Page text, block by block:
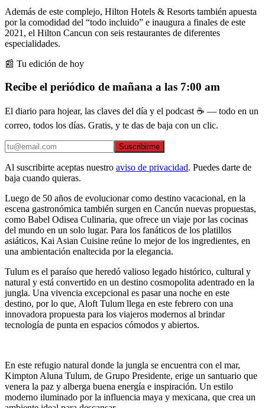
Además de este complejo, Hilton Hotels & Resorts también apuesta
por la comodidad del “todo incluido” e inaugura a finales de este
2021, el Hilton Cancun con seis restaurantes de diferentes
especialidades.
📰 Tu edición de hoy
Recibe el periódico de mañana a las 7:00 am
El diario para hojear, las claves del día y el podcast ☕ — todo en un
correo, todos los días. Gratis, y te das de baja con un clic.
Suscribirme
Al suscribirte aceptas nuestro aviso de privacidad. Puedes darte de
baja cuando quieras.
Luego de 50 años de evolucionar como destino vacacional, en la
escena gastronómica también surgen en Cancún nuevas propuestas,
como Babel Odisea Culinaria, que ofrece un viaje por las cocinas
del mundo en un solo lugar. Para los fanáticos de los platillos
asiáticos, Kai Asian Cuisine reúne lo mejor de los ingredientes, en
una ambientación enaltecida por la elegancia.
Tulum es el paraíso que heredó valioso legado histórico, cultural y
natural y está convertido en un destino cosmopolita adentrado en la
jungla. Una vivencia excepcional es pasar una noche en este
destino, por lo que, Aloft Tulum llega en este febrero con una
innovadora propuesta para los viajeros modernos al brindar
tecnología de punta en espacios cómodos y abiertos.
En este refugio natural donde la jungla se encuentra con el mar,
Kimpton Aluna Tulum, de Grupo Presidente, erige un santuario que
venera la paz y alberga buena energía e inspiración. Un estilo
moderno iluminado por la influencia maya y mexicana, que crea un